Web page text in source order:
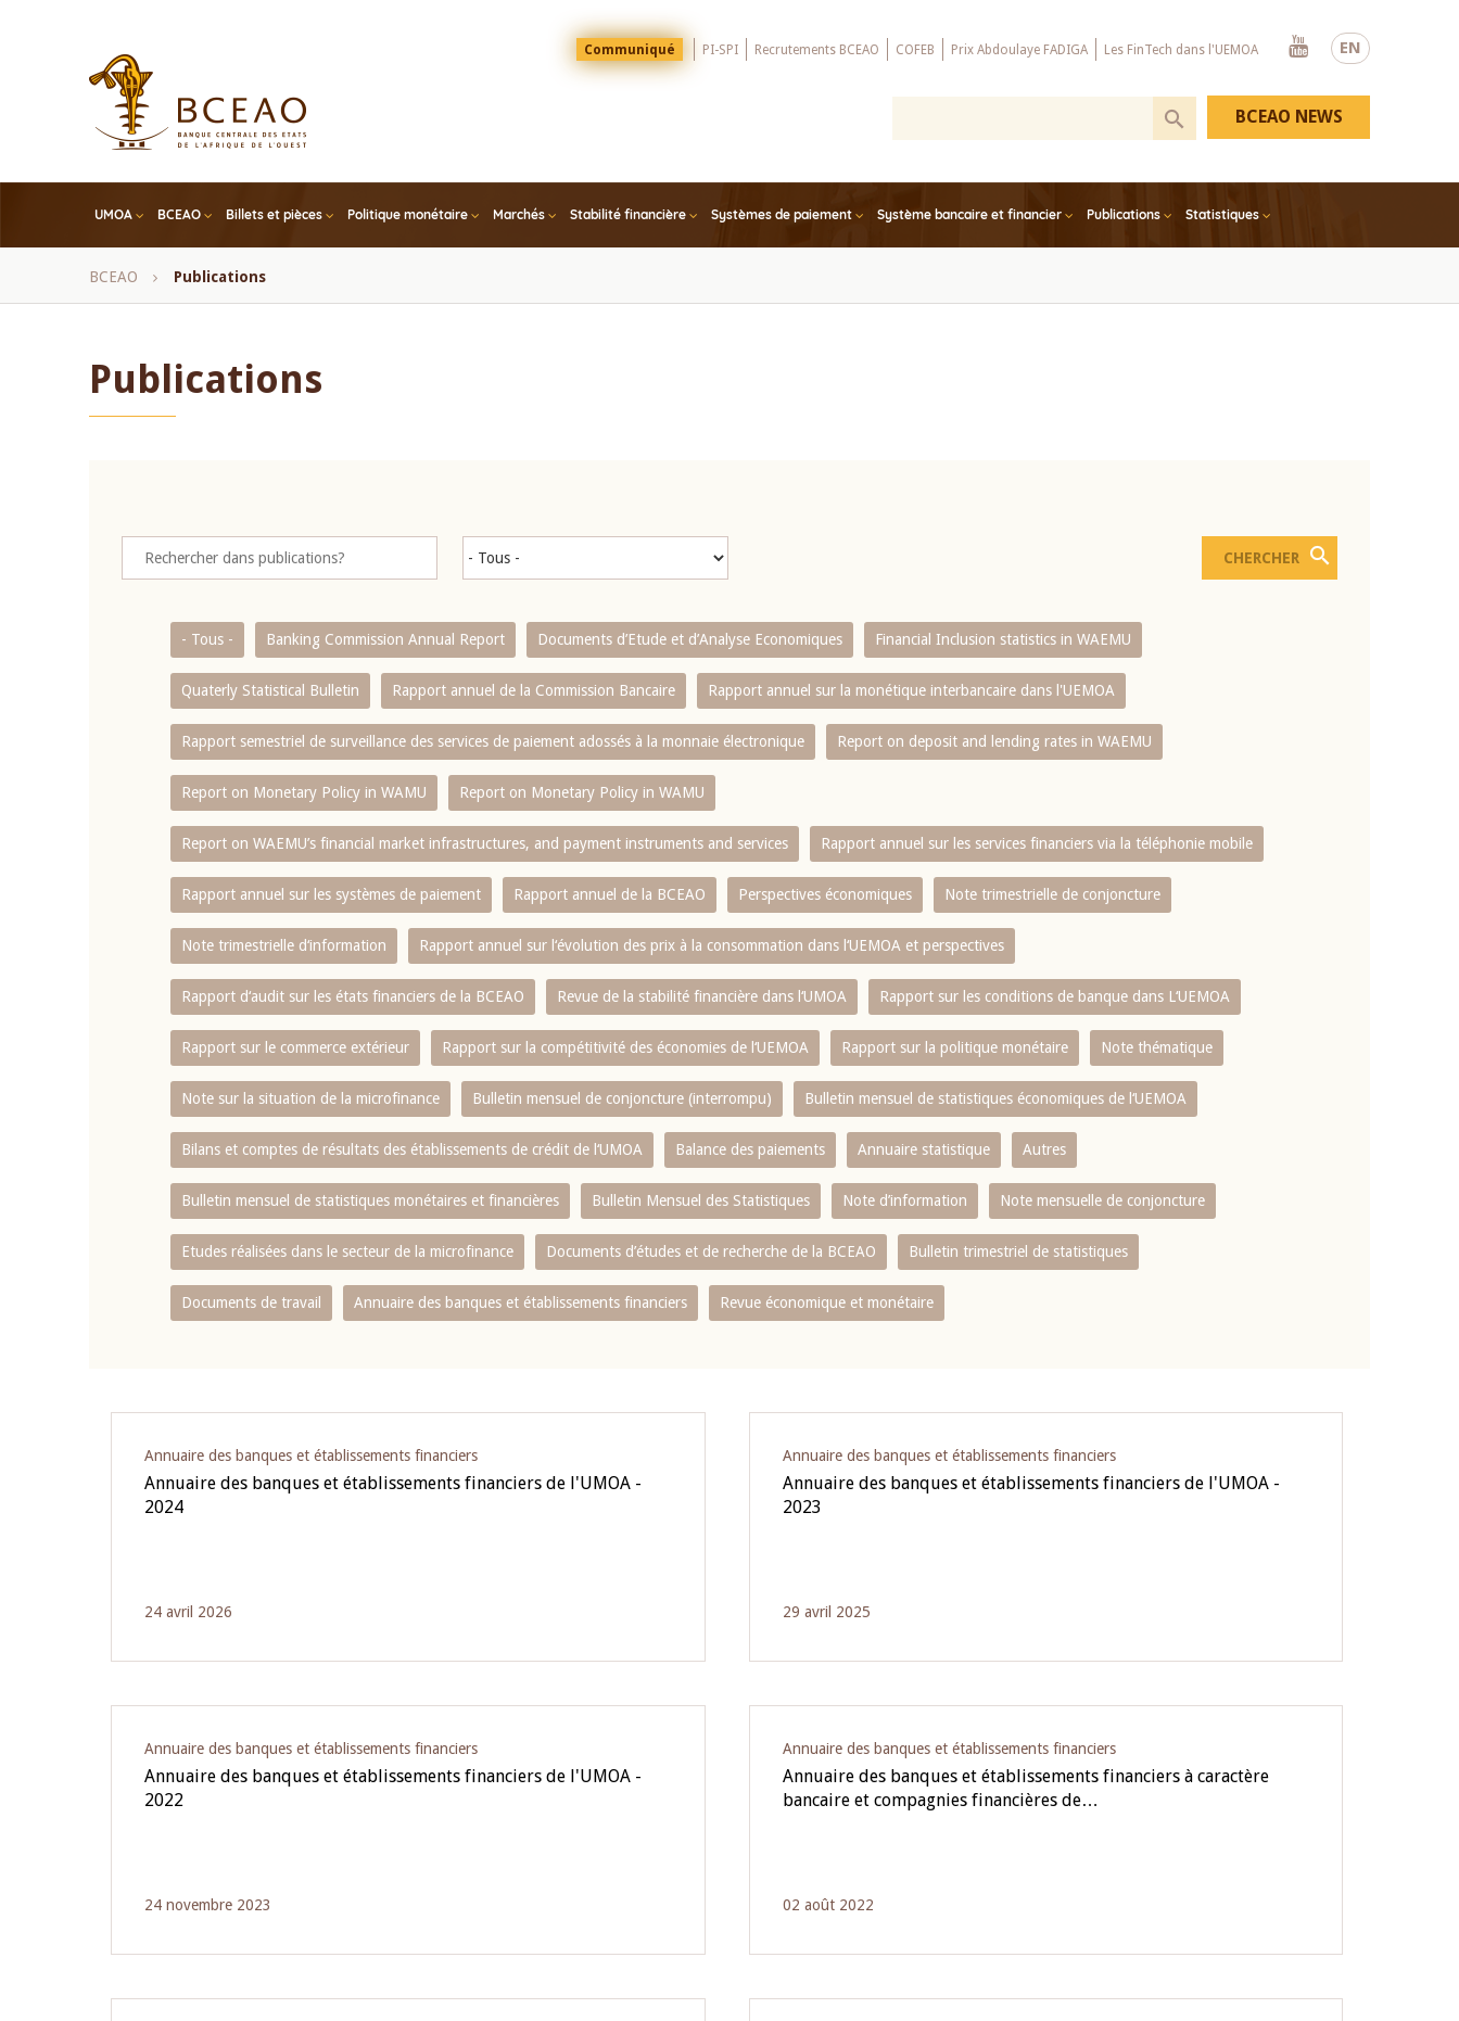
EN
Menu
Top
Communiqué PI-SPI Recrutements BCEAO COFEB Prix Abdoulaye FADIGA Les FinTech dans l'UEMOA
Youtube
UMOA BCEAO Billets et pièces Politique monétaire Marchés Stabilité financière Systèmes de paiement Système bancaire et financier Publications Statistiques
BCEAO NEWS
Fil
BCEAO Publications
Publications
- Tous - Banking Commission Annual Report Documents d’Etude et d’Analyse Economiques Financial Inclusion statistics in WAEMU
Quaterly Statistical Bulletin Rapport annuel de la Commission Bancaire Rapport annuel sur la monétique interbancaire dans l'UEMOA
Rapport semestriel de surveillance des services de paiement adossés à la monnaie électronique Report on deposit and lending rates in WAEMU
Report on Monetary Policy in WAMU Report on Monetary Policy in WAMU
Report on WAEMU’s financial market infrastructures, and payment instruments and services Rapport annuel sur les services financiers via la téléphonie mobile
Rapport annuel sur les systèmes de paiement Rapport annuel de la BCEAO Perspectives économiques Note trimestrielle de conjoncture
Note trimestrielle d‘information Rapport annuel sur l‘évolution des prix à la consommation dans l‘UEMOA et perspectives
Rapport d‘audit sur les états financiers de la BCEAO Revue de la stabilité financière dans l‘UMOA Rapport sur les conditions de banque dans L‘UEMOA
Rapport sur le commerce extérieur Rapport sur la compétitivité des économies de l‘UEMOA Rapport sur la politique monétaire Note thématique
Note sur la situation de la microfinance Bulletin mensuel de conjoncture (interrompu) Bulletin mensuel de statistiques économiques de l‘UEMOA
Bilans et comptes de résultats des établissements de crédit de l‘UMOA Balance des paiements Annuaire statistique Autres
Bulletin mensuel de statistiques monétaires et financières Bulletin Mensuel des Statistiques Note d’information Note mensuelle de conjoncture
Etudes réalisées dans le secteur de la microfinance Documents d’études et de recherche de la BCEAO Bulletin trimestriel de statistiques
Documents de travail Annuaire des banques et établissements financiers Revue économique et monétaire
Annuaire des banques et établissements financiers
Annuaire des banques et établissements financiers de l'UMOA -
2024
24 avril 2026
Annuaire des banques et établissements financiers
Annuaire des banques et établissements financiers de l'UMOA -
2023
29 avril 2025
Annuaire des banques et établissements financiers
Annuaire des banques et établissements financiers de l'UMOA -
2022
24 novembre 2023
Annuaire des banques et établissements financiers
Annuaire des banques et établissements financiers à caractère
bancaire et compagnies financières de…
02 août 2022